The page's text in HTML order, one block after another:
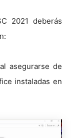
2021 deberás
asegurarse de
instaladas en